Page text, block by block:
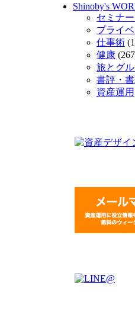
Shinoby's
セミナ
プライベ
仕事術
健康
旅とグル
書評・
資産運用